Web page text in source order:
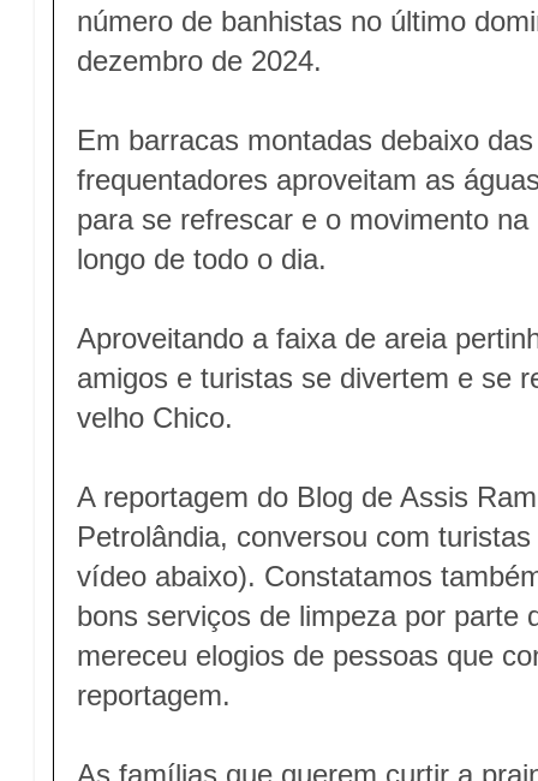
número de banhistas no último
dezembro de 2024.
Em barracas montadas debaixo
frequentadores aproveitam as
para se refrescar e o movimento
longo de todo o dia.
Aproveitando a faixa de areia
amigos e turistas se divertem e se
velho Chico.
A reportagem do Blog de Assis
Petrolândia, conversou com
vídeo abaixo). Constatamos
bons serviços de limpeza por parte
mereceu elogios de pessoas que
reportagem.